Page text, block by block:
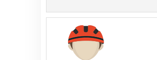
t
c
t
e